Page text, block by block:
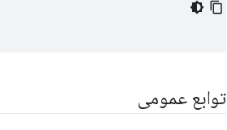
توابع عمومی